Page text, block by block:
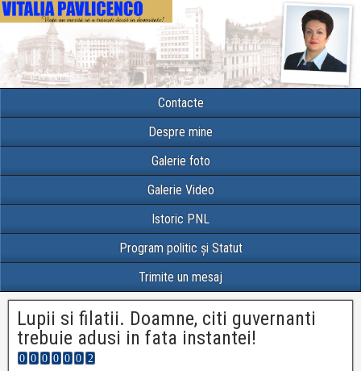
Contacte
Despre mine
Galerie foto
Galerie Video
Istoric PNL
Program politic și Statut
Trimite un mesaj
Lupii si filatii. Doamne, citi guvernanti
trebuie adusi in fata instantei!